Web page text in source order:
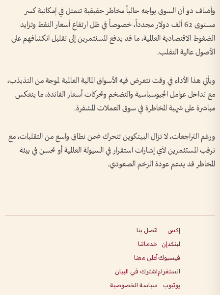
وأضاف دو أن السوق يواجه حالياً مخاطر حقيقية تتمثل في إمكانية كسر
مستوى 62 ألف دولار مجدداً، خصوصاً في ظل ارتفاع أسعار النفط وتزايد
الضغوط الاقتصادية العالمية، ما قد يدفع المستثمرين إلى تقليل انكشافهم على
الأصول عالية التقلب.
ويأتي هذا الأداء في وقت تتعرض فيه الأسواق المالية العالمية لموجة من التذبذب،
مع تداخل عوامل الجيوسياسية والتضخم وتحركات أسعار الفائدة، ما ينعكس
مباشرة على شهية المخاطرة في سوق العملات المشفرة.
ورغم التراجعات، لا تزال البيتكوين تتحرك ضمن نطاق واسع من التقلبات، مع
ترقب المستثمرين لأي إشارات استقرار في السيولة العالمية أو تحسن في بيئة
المخاطر قد يدعم عودة الزخم الصعودي.
إكس
لينكدإن
فيسبوك
انستغرام
يوتيوب
اتصل بنا
خدماتنا
أعلن معنا
اشترك في البيان
سياسة الخصوصية